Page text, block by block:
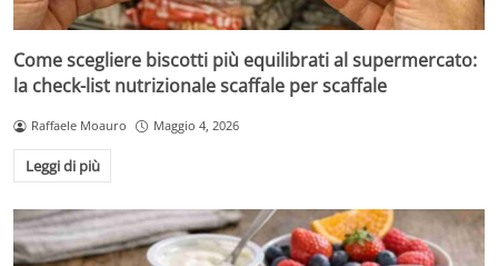
Come scegliere biscotti più equilibrati al supermercato:
la check-list nutrizionale scaffale per scaffale
Raffaele Moauro Maggio 4, 2026
Leggi di più